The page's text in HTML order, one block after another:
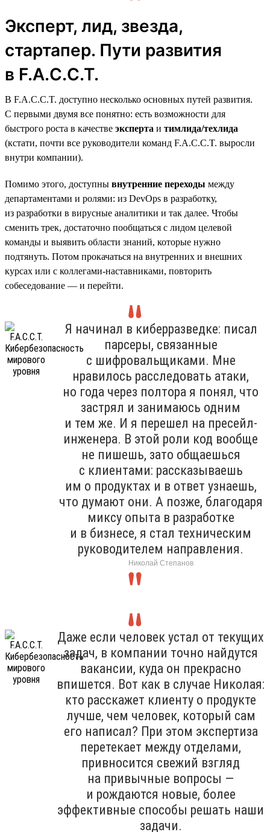
Эксперт, лид, звезда,
стартапер. Пути развития
в F.A.C.C.T.
В F.A.C.C.T. доступно несколько основных путей развития.
С первыми двумя все понятно: есть возможности для
быстрого роста в качестве эксперта и тимлида/техлида
(кстати, почти все руководители команд F.A.C.C.T. выросли
внутри компании).
Помимо этого, доступны внутренние переходы между
департаментами и ролями: из DevOps в разработку,
из разработки в вирусные аналитики и так далее. Чтобы
сменить трек, достаточно пообщаться с лидом целевой
команды и выявить области знаний, которые нужно
подтянуть. Потом прокачаться на внутренних и внешних
курсах или с коллегами-наставниками, повторить
собеседование — и перейти.
Я начинал в киберразведке: писал
парсеры, связанные
с шифровальщиками. Мне
нравилось расследовать атаки,
но года через полтора я понял, что
застрял и занимаюсь одним
и тем же. И я перешел на пресейл-
инженера. В этой роли код вообще
не пишешь, зато общаешься
с клиентами: рассказываешь
им о продуктах и в ответ узнаешь,
что думают они. А позже, благодаря
миксу опыта в разработке
и в бизнесе, я стал техническим
руководителем направления.
Николай Степанов
Даже если человек устал от текущих
задач, в компании точно найдутся
вакансии, куда он прекрасно
впишется. Вот как в случае Николая:
кто расскажет клиенту о продукте
лучше, чем человек, который сам
его написал? При этом экспертиза
перетекает между отделами,
привносится свежий взгляд
на привычные вопросы —
и рождаются новые, более
эффективные способы решать наши
задачи.